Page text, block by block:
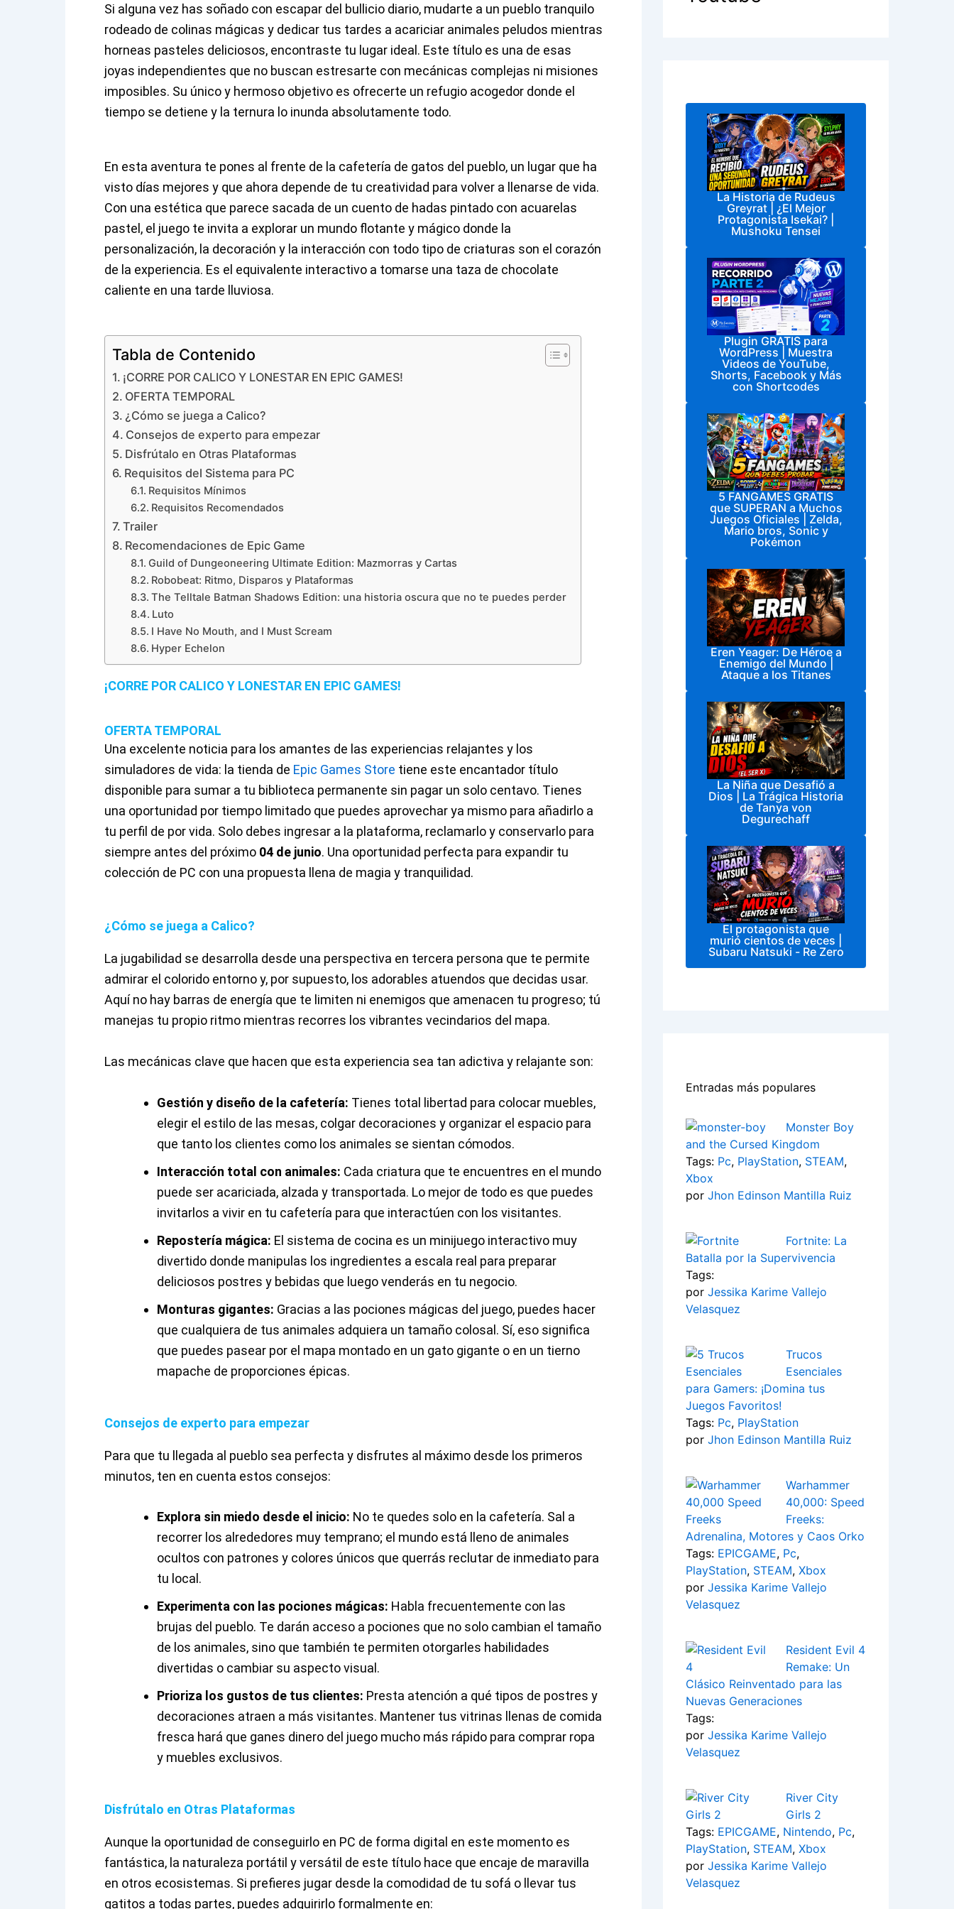
Si alguna vez has soñado con escapar del bullicio diario, mudarte a un pueblo tranquilo
rodeado de colinas mágicas y dedicar tus tardes a acariciar animales peludos mientras
horneas pasteles deliciosos, encontraste tu lugar ideal. Este título es una de esas
joyas independientes que no buscan estresarte con mecánicas complejas ni misiones
imposibles. Su único y hermoso objetivo es ofrecerte un refugio acogedor donde el
tiempo se detiene y la ternura lo inunda absolutamente todo.
En esta aventura te pones al frente de la cafetería de gatos del pueblo, un lugar que ha
visto días mejores y que ahora depende de tu creatividad para volver a llenarse de vida.
Con una estética que parece sacada de un cuento de hadas pintado con acuarelas
pastel, el juego te invita a explorar un mundo flotante y mágico donde la
personalización, la decoración y la interacción con todo tipo de criaturas son el corazón
de la experiencia. Es el equivalente interactivo a tomarse una taza de chocolate
caliente en una tarde lluviosa.
Tabla de Contenido
¡CORRE POR CALICO Y LONESTAR EN EPIC GAMES!
OFERTA TEMPORAL
¿Cómo se juega a Calico?
Consejos de experto para empezar
Disfrútalo en Otras Plataformas
Requisitos del Sistema para PC
Requisitos Mínimos
Requisitos Recomendados
Trailer
Recomendaciones de Epic Game
Guild of Dungeoneering Ultimate Edition: Mazmorras y Cartas
Robobeat: Ritmo, Disparos y Plataformas
The Telltale Batman Shadows Edition: una historia oscura que no te puedes perder
Luto
I Have No Mouth, and I Must Scream
Hyper Echelon
¡CORRE POR CALICO Y LONESTAR EN EPIC GAMES!
OFERTA TEMPORAL
Una excelente noticia para los amantes de las experiencias relajantes y los
simuladores de vida: la tienda de Epic Games Store tiene este encantador título
disponible para sumar a tu biblioteca permanente sin pagar un solo centavo. Tienes
una oportunidad por tiempo limitado que puedes aprovechar ya mismo para añadirlo a
tu perfil de por vida. Solo debes ingresar a la plataforma, reclamarlo y conservarlo para
siempre antes del próximo 04 de junio. Una oportunidad perfecta para expandir tu
colección de PC con una propuesta llena de magia y tranquilidad.
¿Cómo se juega a Calico?
La jugabilidad se desarrolla desde una perspectiva en tercera persona que te permite
admirar el colorido entorno y, por supuesto, los adorables atuendos que decidas usar.
Aquí no hay barras de energía que te limiten ni enemigos que amenacen tu progreso; tú
manejas tu propio ritmo mientras recorres los vibrantes vecindarios del mapa.
Las mecánicas clave que hacen que esta experiencia sea tan adictiva y relajante son:
Gestión y diseño de la cafetería: Tienes total libertad para colocar muebles,
elegir el estilo de las mesas, colgar decoraciones y organizar el espacio para
que tanto los clientes como los animales se sientan cómodos.
Interacción total con animales: Cada criatura que te encuentres en el mundo
puede ser acariciada, alzada y transportada. Lo mejor de todo es que puedes
invitarlos a vivir en tu cafetería para que interactúen con los visitantes.
Repostería mágica: El sistema de cocina es un minijuego interactivo muy
divertido donde manipulas los ingredientes a escala real para preparar
deliciosos postres y bebidas que luego venderás en tu negocio.
Monturas gigantes: Gracias a las pociones mágicas del juego, puedes hacer
que cualquiera de tus animales adquiera un tamaño colosal. Sí, eso significa
que puedes pasear por el mapa montado en un gato gigante o en un tierno
mapache de proporciones épicas.
Consejos de experto para empezar
Para que tu llegada al pueblo sea perfecta y disfrutes al máximo desde los primeros
minutos, ten en cuenta estos consejos:
Explora sin miedo desde el inicio: No te quedes solo en la cafetería. Sal a
recorrer los alrededores muy temprano; el mundo está lleno de animales
ocultos con patrones y colores únicos que querrás reclutar de inmediato para
tu local.
Experimenta con las pociones mágicas: Habla frecuentemente con las
brujas del pueblo. Te darán acceso a pociones que no solo cambian el tamaño
de los animales, sino que también te permiten otorgarles habilidades
divertidas o cambiar su aspecto visual.
Prioriza los gustos de tus clientes: Presta atención a qué tipos de postres y
decoraciones atraen a más visitantes. Mantener tus vitrinas llenas de comida
fresca hará que ganes dinero del juego mucho más rápido para comprar ropa
y muebles exclusivos.
Disfrútalo en Otras Plataformas
Aunque la oportunidad de conseguirlo en PC de forma digital en este momento es
fantástica, la naturaleza portátil y versátil de este título hace que encaje de maravilla
en otros ecosistemas. Si prefieres jugar desde la comodidad de tu sofá o llevar tus
gatitos a todas partes, puedes adquirirlo formalmente en:
La Historia de Rudeus
Greyrat | ¿El Mejor
Protagonista Isekai? |
Mushoku Tensei
Plugin GRATIS para
WordPress | Muestra
Videos de YouTube,
Shorts, Facebook y Más
con Shortcodes
5 FANGAMES GRATIS
que SUPERAN a Muchos
Juegos Oficiales | Zelda,
Mario bros, Sonic y
Pokémon
Eren Yeager: De Héroe a
Enemigo del Mundo |
Ataque a los Titanes
La Niña que Desafió a
Dios | La Trágica Historia
de Tanya von
Degurechaff
El protagonista que
murió cientos de veces |
Subaru Natsuki - Re Zero
Entradas más populares
Monster Boy
and the Cursed Kingdom
Tags: Pc, PlayStation, STEAM,
Xbox
por Jhon Edinson Mantilla Ruiz
Fortnite: La
Batalla por la Supervivencia
Tags:
por Jessika Karime Vallejo
Velasquez
Trucos
Esenciales
para Gamers: ¡Domina tus
Juegos Favoritos!
Tags: Pc, PlayStation
por Jhon Edinson Mantilla Ruiz
Warhammer
40,000: Speed
Freeks:
Adrenalina, Motores y Caos Orko
Tags: EPICGAME, Pc,
PlayStation, STEAM, Xbox
por Jessika Karime Vallejo
Velasquez
Resident Evil 4
Remake: Un
Clásico Reinventado para las
Nuevas Generaciones
Tags:
por Jessika Karime Vallejo
Velasquez
River City
Girls 2
Tags: EPICGAME, Nintendo, Pc,
PlayStation, STEAM, Xbox
por Jessika Karime Vallejo
Velasquez